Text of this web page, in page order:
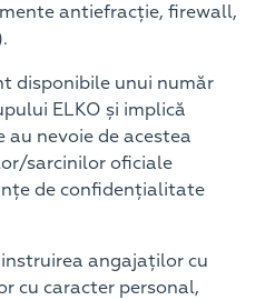
antiefracție, firewall,
disponibile unui număr
ELKO și implică
au nevoie de acestea
sarcinilor oficiale
de confidențialitate
instruirea angajaților cu
cu caracter personal,